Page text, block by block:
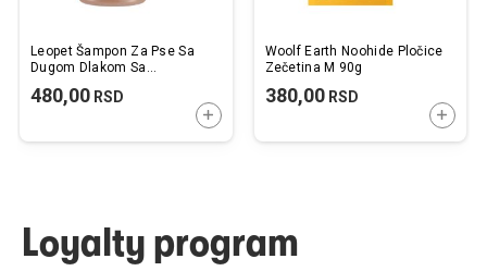
Leopet Šampon Za Pse Sa
Dugom Dlakom Sa
480,00 RSD
DODAJTE U KORPU
Woolf Earth Noohide Pločice
Zečetina M 90g
380,00RSD
Loyalty program